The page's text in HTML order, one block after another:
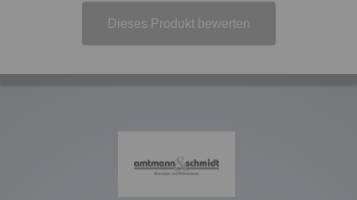
Dieses Produkt bewerten